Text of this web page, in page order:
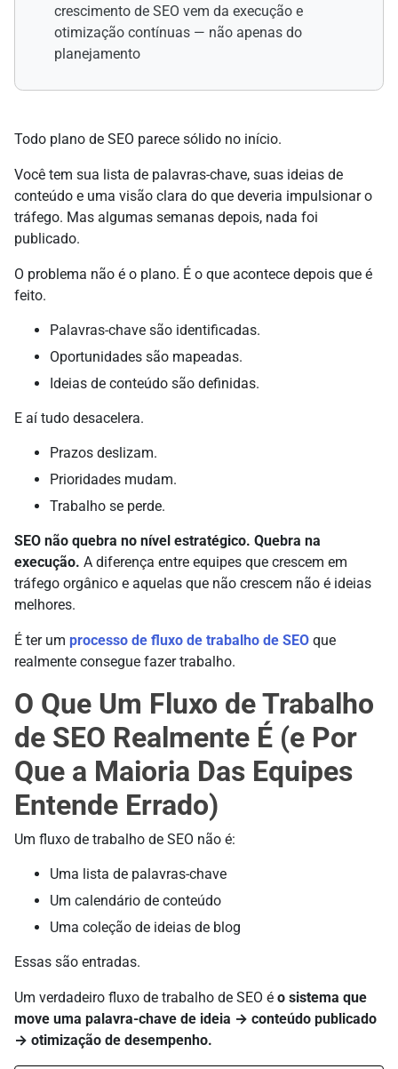
crescimento de SEO vem da execução e
otimização contínuas — não apenas do
planejamento
Todo plano de SEO parece sólido no início.
Você tem sua lista de palavras-chave, suas ideias de
conteúdo e uma visão clara do que deveria impulsionar o
tráfego. Mas algumas semanas depois, nada foi
publicado.
O problema não é o plano. É o que acontece depois que é
feito.
Palavras-chave são identificadas.
Oportunidades são mapeadas.
Ideias de conteúdo são definidas.
E aí tudo desacelera.
Prazos deslizam.
Prioridades mudam.
Trabalho se perde.
SEO não quebra no nível estratégico. Quebra na
execução. A diferença entre equipes que crescem em
tráfego orgânico e aquelas que não crescem não é ideias
melhores.
É ter um processo de fluxo de trabalho de SEO que
realmente consegue fazer trabalho.
O Que Um Fluxo de Trabalho
de SEO Realmente É (e Por
Que a Maioria Das Equipes
Entende Errado)
Um fluxo de trabalho de SEO não é:
Uma lista de palavras-chave
Um calendário de conteúdo
Uma coleção de ideias de blog
Essas são entradas.
Um verdadeiro fluxo de trabalho de SEO é o sistema que
move uma palavra-chave de ideia → conteúdo publicado
→ otimização de desempenho.